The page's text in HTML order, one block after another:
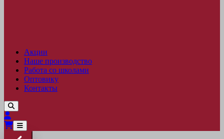
Акции
Наше производство
Работа со школами
Оптовику
Контакты